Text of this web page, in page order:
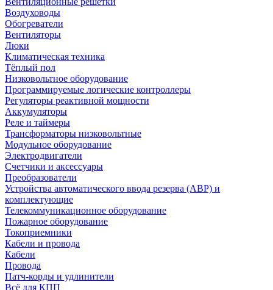
Воздуховоды
Обогреватели
Вентиляторы
Люки
Климатическая техника
Тёплый пол
Низковольтное оборудование
Программируемые логические контроллеры
Регуляторы реактивной мощности
Аккумуляторы
Реле и таймеры
Трансформаторы низковольтные
Модульное оборудование
Электродвигатели
Счетчики и аксессуары
Преобразователи
Устройства автоматического ввода резерва (АВР) и
комплектующие
Телекоммуникационное оборудование
Пожарное оборудование
Токоприемники
Кабели и провода
Кабели
Провода
Патч-корды и удлинители
Всё для КПП